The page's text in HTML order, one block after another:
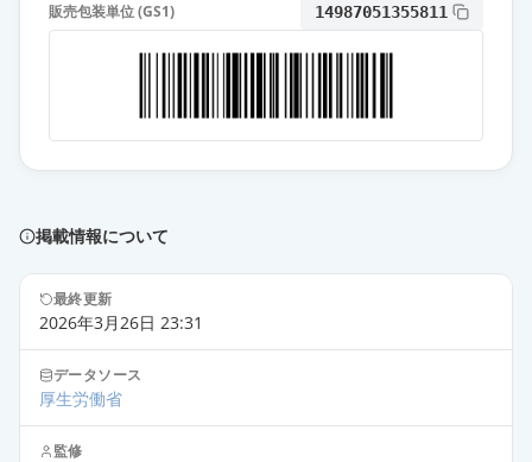
販売包装単位 (GS1) 14987051355811
掲載情報について
最終更新
2026年3月26日 23:31
データソース
厚生労働省
監修